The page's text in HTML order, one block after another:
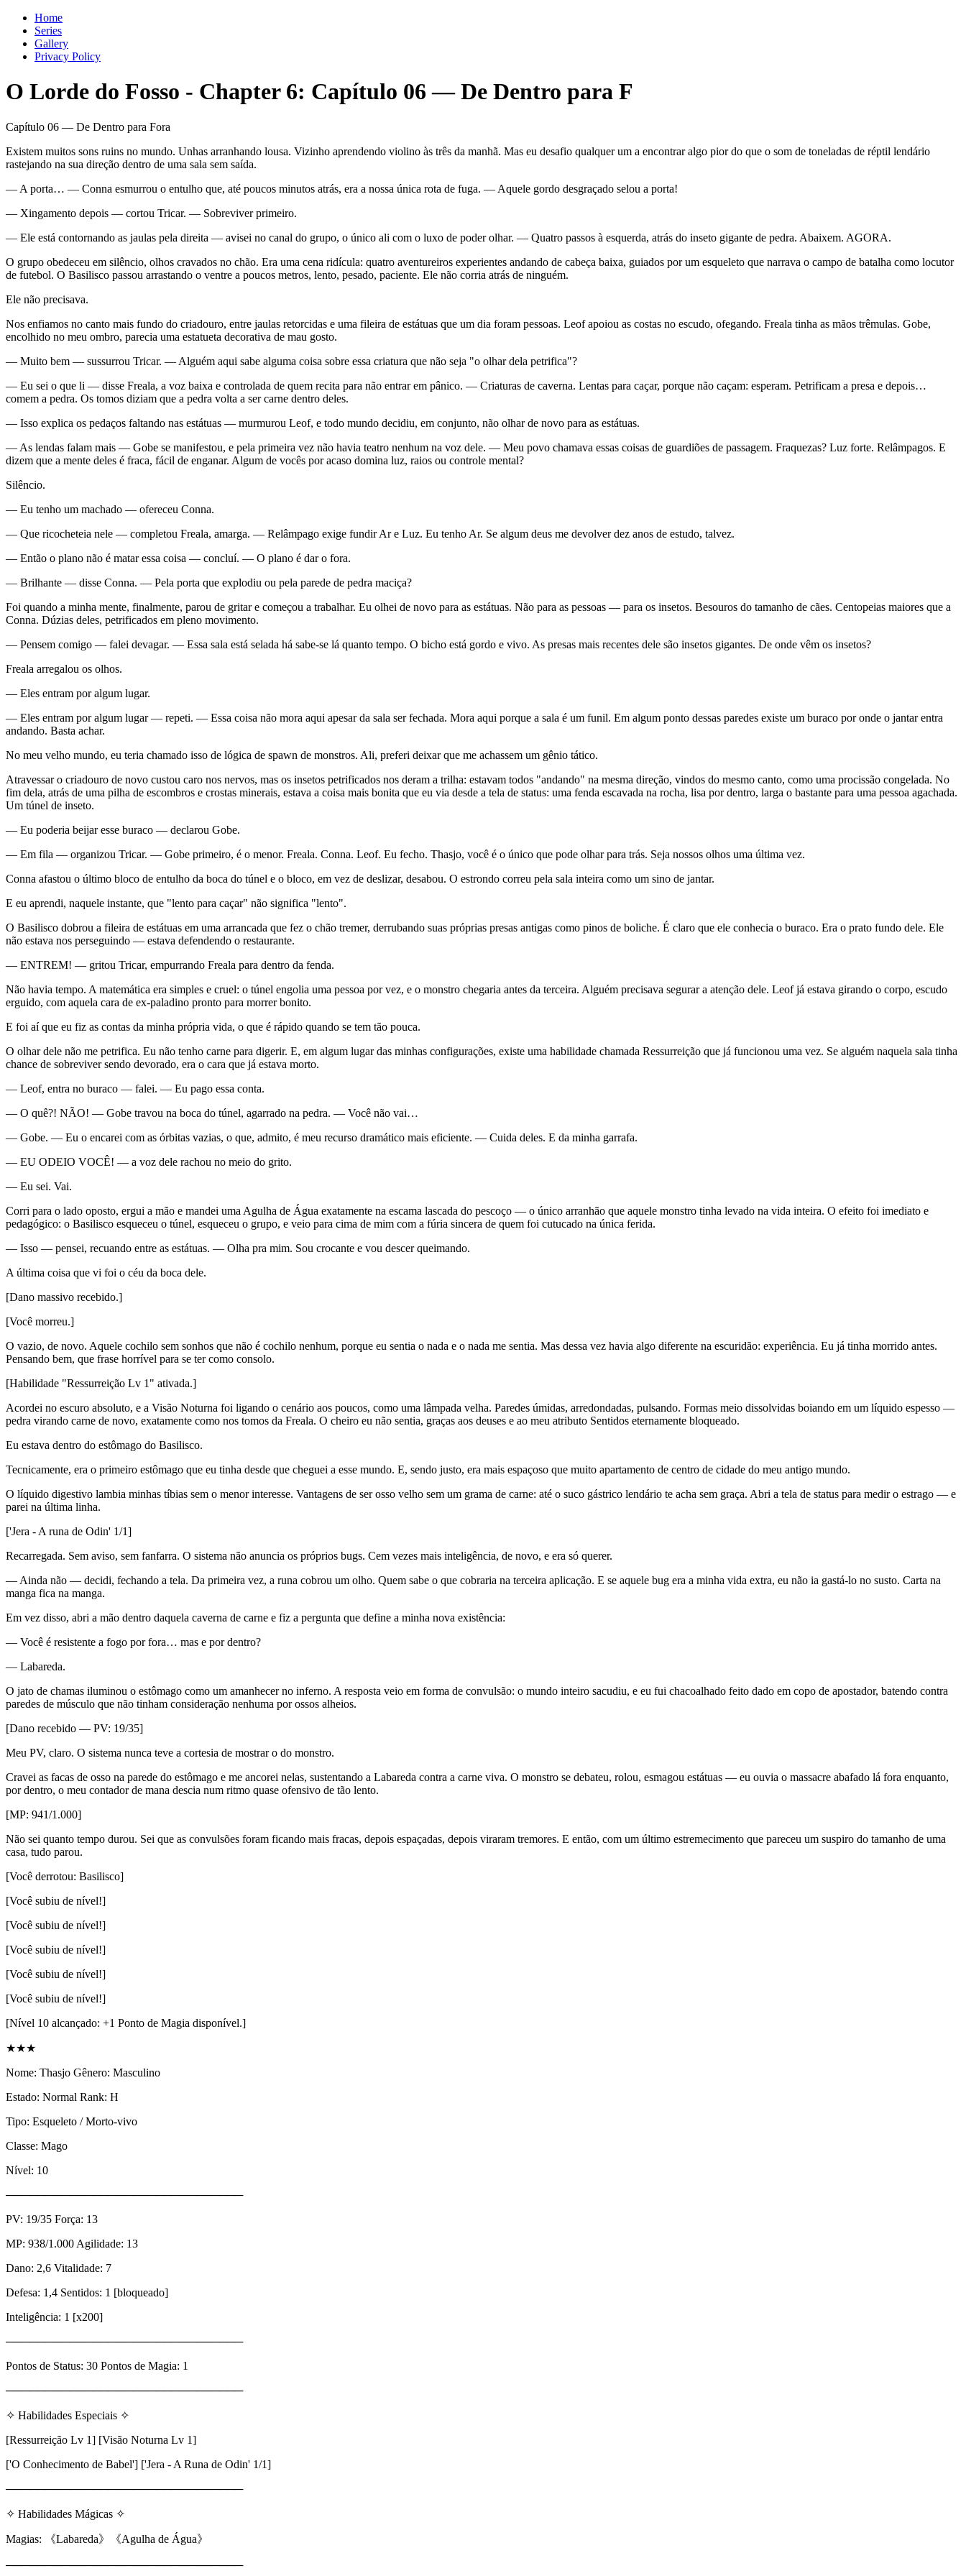
Home
Series
Gallery
Privacy Policy
O Lorde do Fosso - Chapter 6: Capítulo 06 — De Dentro para F
Capítulo 06 — De Dentro para Fora
Existem muitos sons ruins no mundo. Unhas arranhando lousa. Vizinho aprendendo violino às três da manhã. Mas eu desafio qualquer um a encontrar algo pior do que o som de toneladas de réptil lendário
rastejando na sua direção dentro de uma sala sem saída.
— A porta… — Conna esmurrou o entulho que, até poucos minutos atrás, era a nossa única rota de fuga. — Aquele gordo desgraçado selou a porta!
— Xingamento depois — cortou Tricar. — Sobreviver primeiro.
— Ele está contornando as jaulas pela direita — avisei no canal do grupo, o único ali com o luxo de poder olhar. — Quatro passos à esquerda, atrás do inseto gigante de pedra. Abaixem. AGORA.
O grupo obedeceu em silêncio, olhos cravados no chão. Era uma cena ridícula: quatro aventureiros experientes andando de cabeça baixa, guiados por um esqueleto que narrava o campo de batalha como locutor
de futebol. O Basilisco passou arrastando o ventre a poucos metros, lento, pesado, paciente. Ele não corria atrás de ninguém.
Ele não precisava.
Nos enfiamos no canto mais fundo do criadouro, entre jaulas retorcidas e uma fileira de estátuas que um dia foram pessoas. Leof apoiou as costas no escudo, ofegando. Freala tinha as mãos trêmulas. Gobe,
encolhido no meu ombro, parecia uma estatueta decorativa de mau gosto.
— Muito bem — sussurrou Tricar. — Alguém aqui sabe alguma coisa sobre essa criatura que não seja "o olhar dela petrifica"?
— Eu sei o que li — disse Freala, a voz baixa e controlada de quem recita para não entrar em pânico. — Criaturas de caverna. Lentas para caçar, porque não caçam: esperam. Petrificam a presa e depois…
comem a pedra. Os tomos diziam que a pedra volta a ser carne dentro deles.
— Isso explica os pedaços faltando nas estátuas — murmurou Leof, e todo mundo decidiu, em conjunto, não olhar de novo para as estátuas.
— As lendas falam mais — Gobe se manifestou, e pela primeira vez não havia teatro nenhum na voz dele. — Meu povo chamava essas coisas de guardiões de passagem. Fraquezas? Luz forte. Relâmpagos. E
dizem que a mente deles é fraca, fácil de enganar. Algum de vocês por acaso domina luz, raios ou controle mental?
Silêncio.
— Eu tenho um machado — ofereceu Conna.
— Que ricocheteia nele — completou Freala, amarga. — Relâmpago exige fundir Ar e Luz. Eu tenho Ar. Se algum deus me devolver dez anos de estudo, talvez.
— Então o plano não é matar essa coisa — concluí. — O plano é dar o fora.
— Brilhante — disse Conna. — Pela porta que explodiu ou pela parede de pedra maciça?
Foi quando a minha mente, finalmente, parou de gritar e começou a trabalhar. Eu olhei de novo para as estátuas. Não para as pessoas — para os insetos. Besouros do tamanho de cães. Centopeias maiores que a
Conna. Dúzias deles, petrificados em pleno movimento.
— Pensem comigo — falei devagar. — Essa sala está selada há sabe-se lá quanto tempo. O bicho está gordo e vivo. As presas mais recentes dele são insetos gigantes. De onde vêm os insetos?
Freala arregalou os olhos.
— Eles entram por algum lugar.
— Eles entram por algum lugar — repeti. — Essa coisa não mora aqui apesar da sala ser fechada. Mora aqui porque a sala é um funil. Em algum ponto dessas paredes existe um buraco por onde o jantar entra
andando. Basta achar.
No meu velho mundo, eu teria chamado isso de lógica de spawn de monstros. Ali, preferi deixar que me achassem um gênio tático.
Atravessar o criadouro de novo custou caro nos nervos, mas os insetos petrificados nos deram a trilha: estavam todos "andando" na mesma direção, vindos do mesmo canto, como uma procissão congelada. No
fim dela, atrás de uma pilha de escombros e crostas minerais, estava a coisa mais bonita que eu via desde a tela de status: uma fenda escavada na rocha, lisa por dentro, larga o bastante para uma pessoa agachada.
Um túnel de inseto.
— Eu poderia beijar esse buraco — declarou Gobe.
— Em fila — organizou Tricar. — Gobe primeiro, é o menor. Freala. Conna. Leof. Eu fecho. Thasjo, você é o único que pode olhar para trás. Seja nossos olhos uma última vez.
Conna afastou o último bloco de entulho da boca do túnel e o bloco, em vez de deslizar, desabou. O estrondo correu pela sala inteira como um sino de jantar.
E eu aprendi, naquele instante, que "lento para caçar" não significa "lento".
O Basilisco dobrou a fileira de estátuas em uma arrancada que fez o chão tremer, derrubando suas próprias presas antigas como pinos de boliche. É claro que ele conhecia o buraco. Era o prato fundo dele. Ele
não estava nos perseguindo — estava defendendo o restaurante.
— ENTREM! — gritou Tricar, empurrando Freala para dentro da fenda.
Não havia tempo. A matemática era simples e cruel: o túnel engolia uma pessoa por vez, e o monstro chegaria antes da terceira. Alguém precisava segurar a atenção dele. Leof já estava girando o corpo, escudo
erguido, com aquela cara de ex-paladino pronto para morrer bonito.
E foi aí que eu fiz as contas da minha própria vida, o que é rápido quando se tem tão pouca.
O olhar dele não me petrifica. Eu não tenho carne para digerir. E, em algum lugar das minhas configurações, existe uma habilidade chamada Ressurreição que já funcionou uma vez. Se alguém naquela sala tinha
chance de sobreviver sendo devorado, era o cara que já estava morto.
— Leof, entra no buraco — falei. — Eu pago essa conta.
— O quê?! NÃO! — Gobe travou na boca do túnel, agarrado na pedra. — Você não vai…
— Gobe. — Eu o encarei com as órbitas vazias, o que, admito, é meu recurso dramático mais eficiente. — Cuida deles. E da minha garrafa.
— EU ODEIO VOCÊ! — a voz dele rachou no meio do grito.
— Eu sei. Vai.
Corri para o lado oposto, ergui a mão e mandei uma Agulha de Água exatamente na escama lascada do pescoço — o único arranhão que aquele monstro tinha levado na vida inteira. O efeito foi imediato e
pedagógico: o Basilisco esqueceu o túnel, esqueceu o grupo, e veio para cima de mim com a fúria sincera de quem foi cutucado na única ferida.
— Isso — pensei, recuando entre as estátuas. — Olha pra mim. Sou crocante e vou descer queimando.
A última coisa que vi foi o céu da boca dele.
[Dano massivo recebido.]
[Você morreu.]
O vazio, de novo. Aquele cochilo sem sonhos que não é cochilo nenhum, porque eu sentia o nada e o nada me sentia. Mas dessa vez havia algo diferente na escuridão: experiência. Eu já tinha morrido antes.
Pensando bem, que frase horrível para se ter como consolo.
[Habilidade "Ressurreição Lv 1" ativada.]
Acordei no escuro absoluto, e a Visão Noturna foi ligando o cenário aos poucos, como uma lâmpada velha. Paredes úmidas, arredondadas, pulsando. Formas meio dissolvidas boiando em um líquido espesso —
pedra virando carne de novo, exatamente como nos tomos da Freala. O cheiro eu não sentia, graças aos deuses e ao meu atributo Sentidos eternamente bloqueado.
Eu estava dentro do estômago do Basilisco.
Tecnicamente, era o primeiro estômago que eu tinha desde que cheguei a esse mundo. E, sendo justo, era mais espaçoso que muito apartamento de centro de cidade do meu antigo mundo.
O líquido digestivo lambia minhas tíbias sem o menor interesse. Vantagens de ser osso velho sem um grama de carne: até o suco gástrico lendário te acha sem graça. Abri a tela de status para medir o estrago — e
parei na última linha.
['Jera - A runa de Odin' 1/1]
Recarregada. Sem aviso, sem fanfarra. O sistema não anuncia os próprios bugs. Cem vezes mais inteligência, de novo, e era só querer.
— Ainda não — decidi, fechando a tela. Da primeira vez, a runa cobrou um olho. Quem sabe o que cobraria na terceira aplicação. E se aquele bug era a minha vida extra, eu não ia gastá-lo no susto. Carta na
manga fica na manga.
Em vez disso, abri a mão dentro daquela caverna de carne e fiz a pergunta que define a minha nova existência:
— Você é resistente a fogo por fora… mas e por dentro?
— Labareda.
O jato de chamas iluminou o estômago como um amanhecer no inferno. A resposta veio em forma de convulsão: o mundo inteiro sacudiu, e eu fui chacoalhado feito dado em copo de apostador, batendo contra
paredes de músculo que não tinham consideração nenhuma por ossos alheios.
[Dano recebido — PV: 19/35]
Meu PV, claro. O sistema nunca teve a cortesia de mostrar o do monstro.
Cravei as facas de osso na parede do estômago e me ancorei nelas, sustentando a Labareda contra a carne viva. O monstro se debateu, rolou, esmagou estátuas — eu ouvia o massacre abafado lá fora enquanto,
por dentro, o meu contador de mana descia num ritmo quase ofensivo de tão lento.
[MP: 941/1.000]
Não sei quanto tempo durou. Sei que as convulsões foram ficando mais fracas, depois espaçadas, depois viraram tremores. E então, com um último estremecimento que pareceu um suspiro do tamanho de uma
casa, tudo parou.
[Você derrotou: Basilisco]
[Você subiu de nível!]
[Você subiu de nível!]
[Você subiu de nível!]
[Você subiu de nível!]
[Você subiu de nível!]
[Nível 10 alcançado: +1 Ponto de Magia disponível.]
★★★
Nome: Thasjo Gênero: Masculino
Estado: Normal Rank: H
Tipo: Esqueleto / Morto-vivo
Classe: Mago
Nível: 10
──────────────────────────────
PV: 19/35 Força: 13
MP: 938/1.000 Agilidade: 13
Dano: 2,6 Vitalidade: 7
Defesa: 1,4 Sentidos: 1 [bloqueado]
Inteligência: 1 [x200]
──────────────────────────────
Pontos de Status: 30 Pontos de Magia: 1
──────────────────────────────
✧ Habilidades Especiais ✧
[Ressurreição Lv 1] [Visão Noturna Lv 1]
['O Conhecimento de Babel'] ['Jera - A Runa de Odin' 1/1]
──────────────────────────────
✧ Habilidades Mágicas ✧
Magias: 《Labareda》《Agulha de Água》
──────────────────────────────